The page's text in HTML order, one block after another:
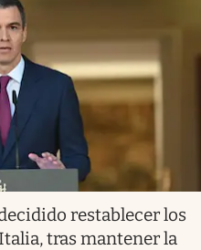
restablecer los
tras mantener la